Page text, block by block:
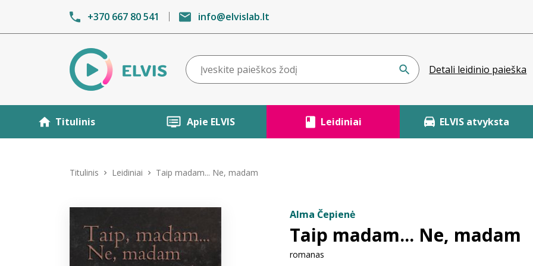
+370 667 80 541 info@elvislab.lt
Detali leidinio paieška
Titulinis Apie ELVIS Leidiniai ELVIS atvyksta
Titulinis Leidiniai Taip madam... Ne, madam
Alma Čepienė
Taip madam... Ne, madam
romanas